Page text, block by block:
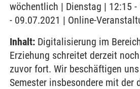
wöchentlich | Dienstag | 12:15 -
- 09.07.2021 | Online-
Inhalt: Digitalisierung im
Erziehung schreitet derzeit
zuvor fort. Wir beschäftigen
Semester insbesondere mit der